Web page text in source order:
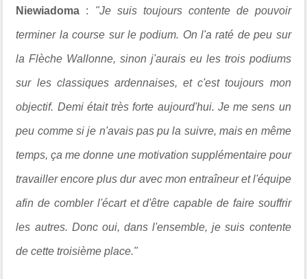
Niewiadoma : "Je suis toujours contente de pouvoir
terminer la course sur le podium. On l'a raté de peu sur
la Flèche Wallonne, sinon j'aurais eu les trois podiums
sur les classiques ardennaises, et c'est toujours mon
objectif. Demi était très forte aujourd'hui. Je me sens un
peu comme si je n'avais pas pu la suivre, mais en même
temps, ça me donne une motivation supplémentaire pour
travailler encore plus dur avec mon entraîneur et l'équipe
afin de combler l'écart et d'être capable de faire souffrir
les autres. Donc oui, dans l'ensemble, je suis contente
de cette troisième place."